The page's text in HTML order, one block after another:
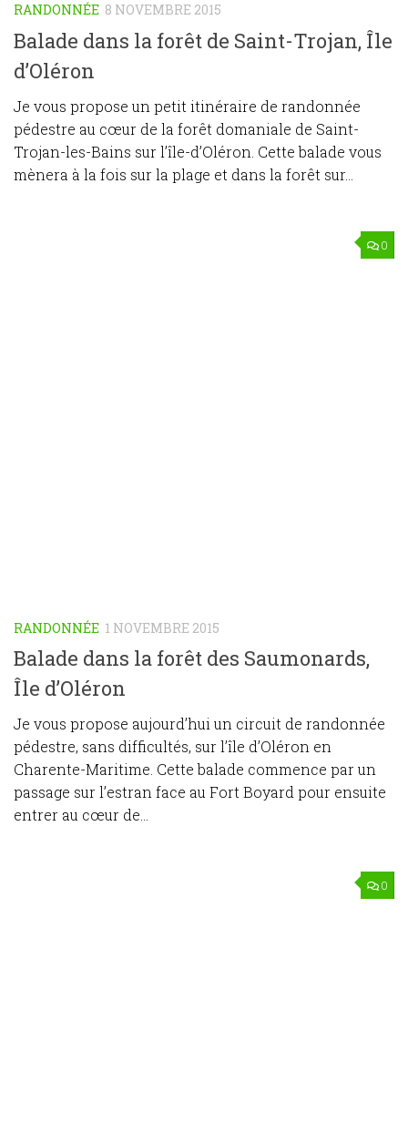
RANDONNÉE 8 NOVEMBRE 2015
Balade dans la forêt de Saint-Trojan, Île
d’Oléron
Je vous propose un petit itinéraire de randonnée
pédestre au cœur de la forêt domaniale de Saint-
Trojan-les-Bains sur l’île-d’Oléron. Cette balade vous
mènera à la fois sur la plage et dans la forêt sur...
0
RANDONNÉE 1 NOVEMBRE 2015
Balade dans la forêt des Saumonards,
Île d’Oléron
Je vous propose aujourd’hui un circuit de randonnée
pédestre, sans difficultés, sur l’île d’Oléron en
Charente-Maritime. Cette balade commence par un
passage sur l’estran face au Fort Boyard pour ensuite
entrer au cœur de...
0